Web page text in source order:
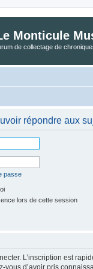
Monticule
de collectage de
répondre aux
passe
lors de cette session
L’inscription est
vous d’avoir pris